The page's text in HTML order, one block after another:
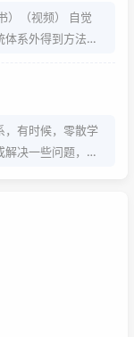
）（视频） 自觉
体系外得到方法的
，有时候，零散学
决一些问题，而